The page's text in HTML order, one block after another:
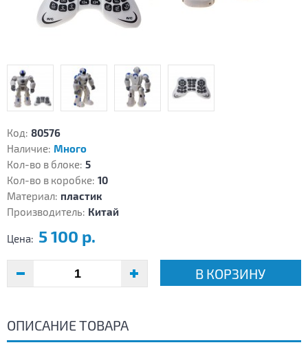
Код: 80576
Наличие: Много
Кол-во в блоке: 5
Кол-во в коробке: 10
Материал: пластик
Производитель: Китай
Цена: 5 100 р.
В КОРЗИНУ
ОПИСАНИЕ ТОВАРА